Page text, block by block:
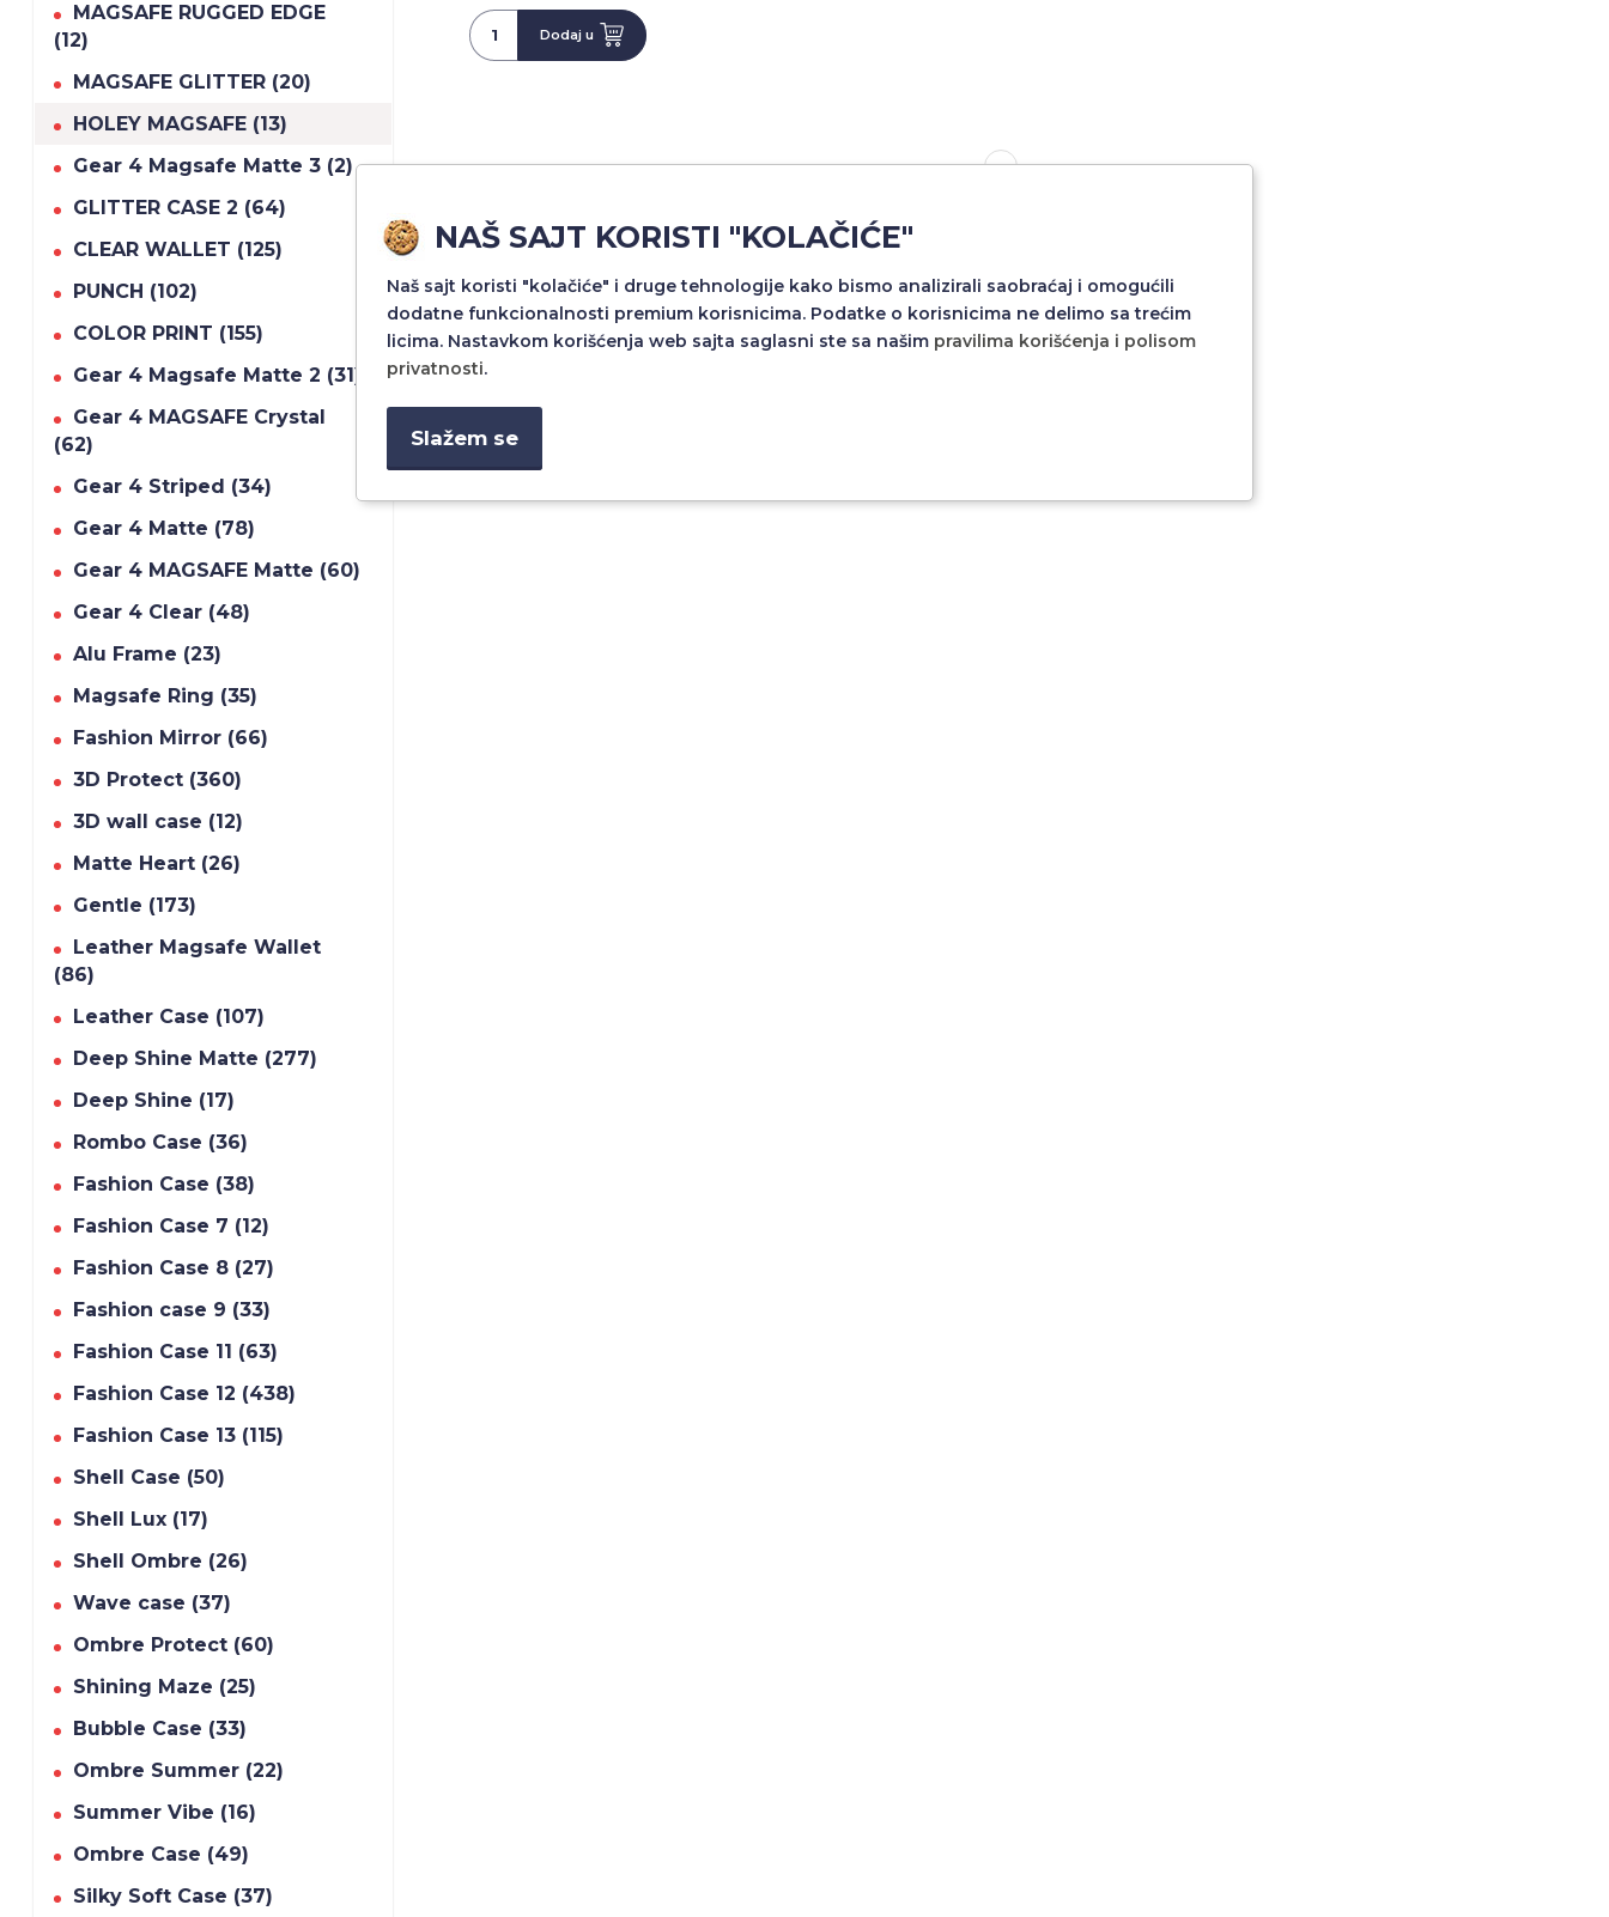
MAGSAFE RUGGED EDGE
(12)
MAGSAFE GLITTER (20)
HOLEY MAGSAFE (13)
Gear 4 Magsafe Matte 3 (2)
GLITTER CASE 2 (64)
CLEAR WALLET (125)
PUNCH (102)
COLOR PRINT (155)
Gear 4 Magsafe Matte 2 (31)
Gear 4 MAGSAFE Crystal
(62)
Gear 4 Striped (34)
Gear 4 Matte (78)
Gear 4 MAGSAFE Matte (60)
Gear 4 Clear (48)
Alu Frame (23)
Magsafe Ring (35)
Fashion Mirror (66)
3D Protect (360)
3D wall case (12)
Matte Heart (26)
Gentle (173)
Leather Magsafe Wallet
(86)
Leather Case (107)
Deep Shine Matte (277)
Deep Shine (17)
Rombo Case (36)
Fashion Case (38)
Fashion Case 7 (12)
Fashion Case 8 (27)
Fashion case 9 (33)
Fashion Case 11 (63)
Fashion Case 12 (438)
Fashion Case 13 (115)
Shell Case (50)
Shell Lux (17)
Shell Ombre (26)
Wave case (37)
Ombre Protect (60)
Shining Maze (25)
Bubble Case (33)
Ombre Summer (22)
Summer Vibe (16)
Ombre Case (49)
Silky Soft Case (37)
Dodaj u
NAŠ SAJT KORISTI "KOLAČIĆE"
Naš sajt koristi "kolačiće" i druge tehnologije kako bismo analizirali saobraćaj i omogućili
dodatne funkcionalnosti premium korisnicima. Podatke o korisnicima ne delimo sa trećim
licima. Nastavkom korišćenja web sajta saglasni ste sa našim pravilima korišćenja i polisom
privatnosti.
Slažem se